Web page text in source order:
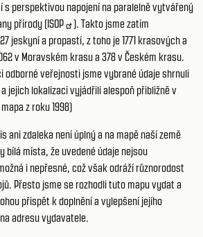
perspektivou napojení na paralelně vytvářený
přírody (ISOP
). Takto jsme zatím
jeskyní a propastí, z toho je 1771 krasových a
v Moravském krasu a 378 v Českém krasu.
odborné veřejnosti jsme vybrané údaje shrnuli
jejich lokalizaci vyjádřili alespoň přibližně v
z roku 1998)
ani zdaleka není úplný a na mapě naší země
bílá místa, že uvedené údaje nejsou
i nepřesné, což však odráží různorodost
Přesto jsme se rozhodli tuto mapu vydat a
přispět k doplnění a vylepšení jejího
adresu vydavatele.